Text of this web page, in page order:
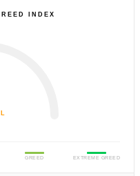
INDEX
GREED EXTREME GREED